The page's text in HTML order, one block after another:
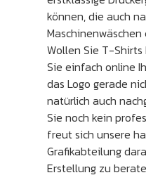
können, die auch
Wollen Sie T-
Sie einfach online
das Logo gerade
natürlich auch
Sie noch kein
freut sich unsere
Grafikabteilung
Erstellung zu